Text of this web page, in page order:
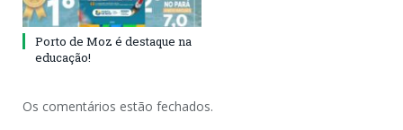
Porto de Moz é destaque na
educação!
Os comentários estão fechados.